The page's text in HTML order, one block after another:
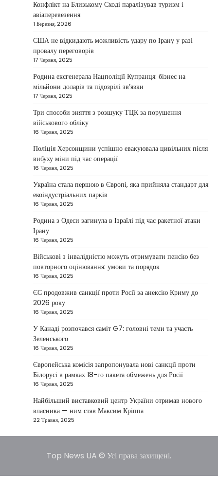
хабу та приваблює український
бізнес
Taisiya Kovalchuk 5 Березня, 2026
Дубай протягом багатьох років утримує статус
одного з найбільш привабливих міжнародних
центрів для ведення бізнесу…
НОВИНИ
Головні новини ранку 4 березня:
дрони, Іран, фронт і заяви Європи
Taisiya Kovalchuk
Україна може долучитися до посилення систем
протидії іранським дронам на Близькому Сході,
новим верховним лідером…
НОВИНИ
Зеленський заявив про готовність
України допомогти стабілізувати
Близький Схід
Taisiya Kovalchuk 4 Березня, 2026
Президент України Володимир Зеленський
міжнародних партнерів у стабілізації ситуації
на…
НОВИНИ
паралізував туризм і
авіаперевезення
1 Березня, 2026
Загострення конфлікту на Близькому Сході
суттєво вплинуло на міжнародні подорожі та
туристичну індустрію. Після ударів…
5
США не відкидають можливість
удару по Ірану у разі провалу
переговорів
Kolomysheva Anastasiya
17 Червня,
У США не виключають застосування сили проти
принесуть бажаних результатів.…
Конфлікт на Близькому Сході паралізував туризм і
авіаперевезення
1 Березня, 2026
США не відкидають можливість удару по Ірану у разі
провалу переговорів
17 Червня, 2025
Родина ексгенерала Нацполіції Купранця: бізнес на
мільйони доларів та підозрілі зв’язки
17 Червня, 2025
Три способи зняття з розшуку ТЦК за порушення
військового обліку
16 Червня, 2025
Поліція Херсонщини успішно евакуювала цивільних після
вибуху міни під час операції
16 Червня, 2025
Україна стала першою в Європі, яка прийняла стандарт для
екоіндустріальних парків
16 Червня, 2025
Родина з Одеси загинула в Ізраїлі під час ракетної атаки
Ірану
16 Червня, 2025
Військові з інвалідністю можуть отримувати пенсію без
повторного оцінювання: умови та порядок
16 Червня, 2025
ЄС продовжив санкції проти Росії за анексію Криму до
2026 року
16 Червня, 2025
У Канаді розпочався саміт G7: головні теми та участь
Зеленського
16 Червня, 2025
Європейська комісія запропонувала нові санкції проти
Білорусі в рамках 18-го пакета обмежень для Росії
16 Червня, 2025
Найбільший виставковий центр України отримав нового
власника — ним став Максим Кріппа
22 Травня, 2025
Top News UA © Усі права захищені.